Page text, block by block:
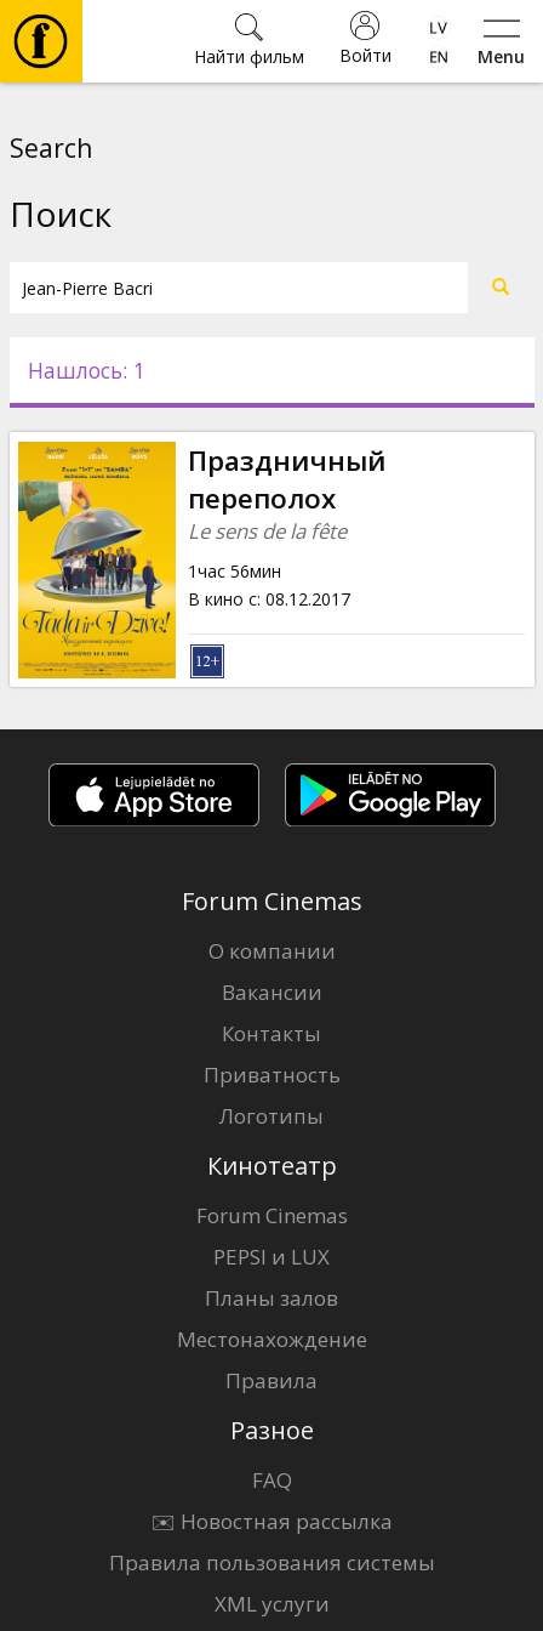
Menu
Войти
Найти фильм
Новости
Подарки
Кинозакуски
B2B
Клуб
Search
Поиск
Нашлось: 1
Праздничный
переполох
Le sens de la fête
1час 56мин
В кино с: 08.12.2017
Forum Cinemas
О компании
Вакансии
Контакты
Приватность
Логотипы
Кинотеатр
Forum Cinemas
PEPSI и LUX
Планы залов
Местонахождение
Правила
Разное
FAQ
✉️ Новостная рассылка
Правила пользования системы
XML услуги